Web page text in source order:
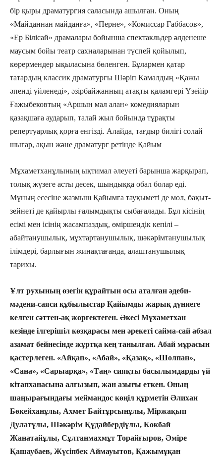
бір қыры драматургия саласында ашылған. Оның
«Майданнан майданға», «Перне», «Комиссар Ғаббасов»,
«Ер Білісай» драмалары бойынша спектакльдер әлденеше
маусым бойы театр сахналарынан түспей қойылып,
көрермендер ықыласына бөленген. Бұлармен қатар
татардың классик драматургы Шәріп Камалдың «Қажы
әпенді үйленеді», әзірбайжанның атақты қаламгері Үзейір
Ғажыбековтың «Аршын мал алан» комедияларын
қазақшаға аударып, талай жыл бойында тұрақты
репертуарлық қорға енгізді. Алайда, тағдыр билігі солай
шығар, ақын және драматург ретінде Қайым
Мұхаметханұлының ықтимал әлеуеті барынша жарқырап,
толық жүзеге асты десек, шындыққа обал болар еді.
Мұның есесіне жазмыш Қайымға тауқыметі де мол, бақыт-
зейнеті де қайырлы ғалымдықты сыбағалады. Бұл кісінің
есімі мен ісінің жасампаздық, өміршеңдік кепілі –
абайтанушылық, мұхтартанушылық, шәкәрімтану­шылық
ілімдері, барлығын жинақтағанда, алаштану­шылық
тарихы.
Ұлт рухының өзегін құрайтын осы аталған әдеби-
мәдени-саяси құбылыстар Қайымды жарық дүниеге
келген сәттен-ақ жөргектеген. Әкесі Мұхаметхан
кезінде ілгерішіл көзқарасы мен әрекеті сайма-сай абзал
азамат бейнесінде жұртқа кең танылған. Абай мұрасын
қастерлеген. «Айқап», «Абай», «Қазақ», «Шолпан»,
«Сана», «Сарыарқа», «Таң» сияқты басылымдарды үй
кітапханасына алғызып, жан азығы еткен. Оның
шаңырағындағы меймандос көңіл құрметін Әлихан
Бөкейханұлы, Ахмет Байтұрсынұлы, Міржақып
Дулатұлы, Шәкәрім Құдайбердіұлы, Көкбай
Жанатайұлы, Сұлтанмахмұт Торайғыров, Әміре
Қашаубаев, Жүсіпбек Аймауытов, Қажымұқан